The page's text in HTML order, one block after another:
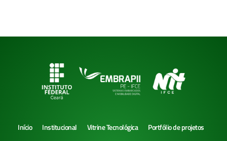
Início Institucional Vitrine Tecnológica Portfólio de projetos